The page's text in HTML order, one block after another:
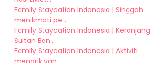
Family Staycation Indonesia | Singgah
menikmati pe...
Family Staycation Indonesia | Keranjang
Sultan Ban...
Family Staycation Indonesia | Aktiviti
menarik yan...